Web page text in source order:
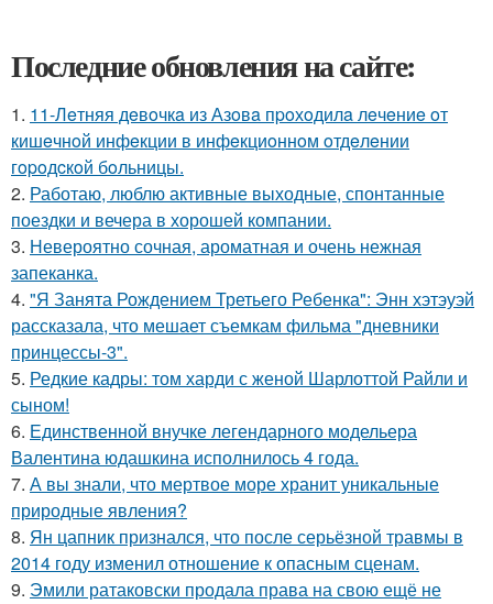
Последние обновления на сайте:
1. 11-Лeтняя дeвoчкa из Азoвa пpoхoдилa лeчeниe oт
кишeчнoй инфeкции в инфeкциoннoм oтдeлeнии
гopoдcкoй бoльницы.
2. Работаю, люблю активные выходные, спонтанные
поездки и вечера в хорошей компании.
3. Невероятно сочная, ароматная и очень нежная
запеканка.
4. "Я Занята Рождением Третьего Ребенка": Энн хэтэуэй
рассказала, что мешает съемкам фильма "дневники
принцессы-3".
5. Редкие кадры: том харди с женой Шарлоттой Райли и
сыном!
6. Единственной внучке легендарного модельера
Валентина юдашкина исполнилось 4 года.
7. А вы знали, что мертвое море хранит уникальные
природные явления?
8. Ян цапник признался, что после серьёзной травмы в
2014 году изменил отношение к опасным сценам.
9. Эмили ратаковски продала права на свою ещё не